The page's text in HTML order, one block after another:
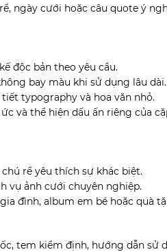
rể, ngày cưới hoặc câu quote ý
độc bản theo yêu cầu.
bay màu khi sử dụng lâu dài.
tiết typography và hoa văn nhỏ.
và thể hiện dấu ấn riêng của
rể yêu thích sự khác biệt.
vụ ảnh cưới chuyên nghiệp.
đình, album em bé hoặc quà
tem kiểm định, hướng dẫn sử